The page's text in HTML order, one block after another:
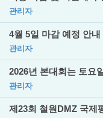
관리자
4월 5일 마감 예정 안내
관리자
2026년 본대회는 토요
관리자
제23회 철원DMZ 국제